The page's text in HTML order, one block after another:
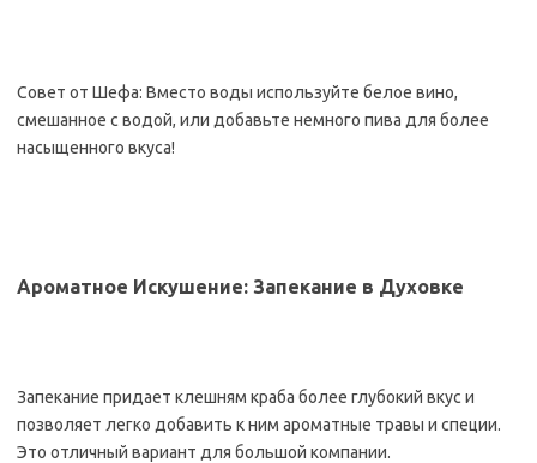
Совет от Шефа: Вместо воды используйте белое вино,
смешанное с водой, или добавьте немного пива для более
насыщенного вкуса!
Ароматное Искушение: Запекание в Духовке
Запекание придает клешням краба более глубокий вкус и
позволяет легко добавить к ним ароматные травы и специи.
Это отличный вариант для большой компании.